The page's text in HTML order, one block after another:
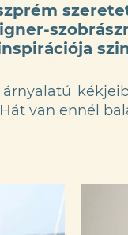
van ennél